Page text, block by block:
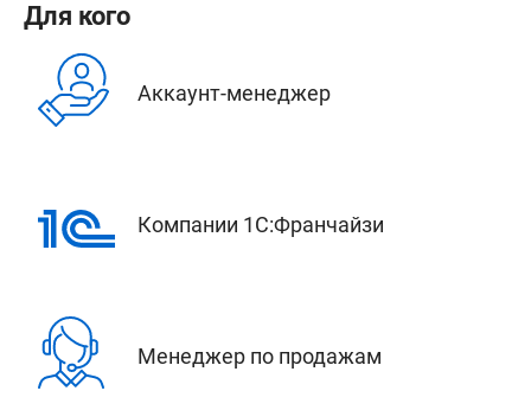
Для кого
Аккаунт-менеджер
Компании 1С:Франчайзи
Менеджер по продажам